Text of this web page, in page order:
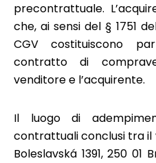
precontrattuale.
che, ai sensi del § 1751
CGV costituiscono
contratto di
venditore e l’acquirente.
Il luogo di
contrattuali conclusi tra il
Boleslavská 1391, 250 01